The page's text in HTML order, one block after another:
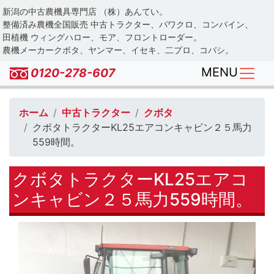
Skip
to
main
content
新潟の中古農機具専門店 （株）あんてい。
整備済み農機全国販売 中古トラクター、パワクロ、コンバイン、
田植機 ウィングハロー、モア、フロントローダー。
農機メーカークボタ、ヤンマー、イセキ、二プロ、コバシ。
0120-278-607 MENU
ホーム 中古トラクター
クボタ
クボタトラクターKL25エアコンキャビン２５馬力
559時間。
クボタトラクターKL25エアコ
ンキャビン２５馬力559時間。